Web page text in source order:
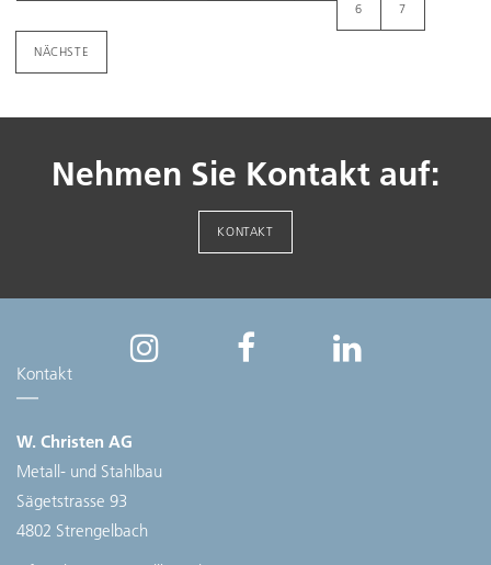
6
7
NÄCHSTE
Nehmen Sie Kontakt auf:
KONTAKT
Kontakt
W. Christen AG
Metall- und Stahlbau
Sägetstrasse 93
4802 Strengelbach